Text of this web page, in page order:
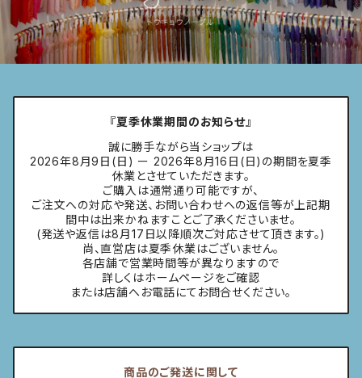
『夏季休業期間のお知らせ』
誠に勝手ながら当ショップは
2026年8月9日(日) ー 2026年8月16日(日)の期間を夏季
休業とさせていただきます。
ご購入は通常通り可能ですが、
ご注文への対応や発送、お問い合わせへの返信等が上記期
間中は出来かねますことご了承くださいませ。
(発送や返信は8月17日以降順次ご対応させて頂きます。)
尚、直営店は夏季休業はございません。
各店舗で営業時間等が異なりますので
詳しくはホームページをご確認
または店舗へお電話にてお問合せください。
商品のご発送に関して